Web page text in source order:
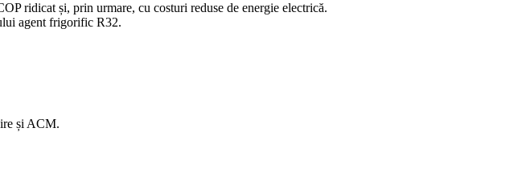
ridicat și, prin urmare, cu costuri reduse de energie electrică.
agent frigorific R32.
și ACM.